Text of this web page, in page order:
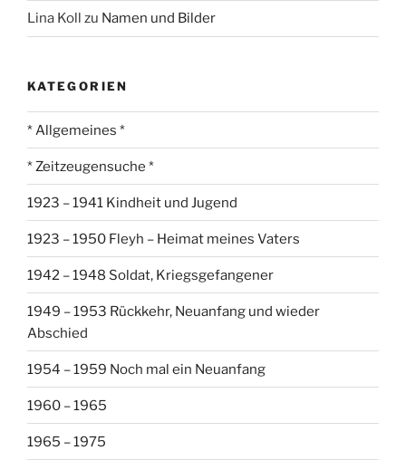
Lina Koll zu Namen und Bilder
KATEGORIEN
* Allgemeines *
* Zeitzeugensuche *
1923 – 1941 Kindheit und Jugend
1923 – 1950 Fleyh – Heimat meines Vaters
1942 – 1948 Soldat, Kriegsgefangener
1949 – 1953 Rückkehr, Neuanfang und wieder
Abschied
1954 – 1959 Noch mal ein Neuanfang
1960 – 1965
1965 – 1975